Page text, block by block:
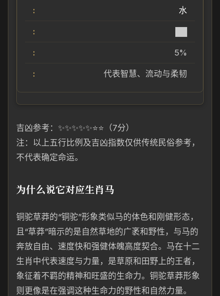
水
5%
代表智慧、流动与柔韧
吉凶参考：✨✨✨✨✨⭐⭐（7分）
注：以上五行比例及吉凶指数仅供传统民俗参考，
不代表确定命运。
为什么说它对应生肖马
铜驼草莽的“铜驼”形象类似马的体色和刚健形态，
且“草莽”暗示的是自然草地的广袤和野性，与马的
奔放自由、速度快和强健体魄高度契合。马在十二
生肖中代表速度与力量，是草原和田野上的王者，
象征着不羁的精神和旺盛的生命力。铜驼草莽形象
则更像是在强调这种生命力的野性和自然力量。